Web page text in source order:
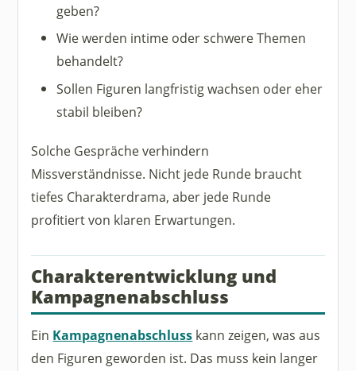
geben?
Wie werden intime oder schwere Themen
behandelt?
Sollen Figuren langfristig wachsen oder eher
stabil bleiben?
Solche Gespräche verhindern
Missverständnisse. Nicht jede Runde braucht
tiefes Charakterdrama, aber jede Runde
profitiert von klaren Erwartungen.
Charakterentwicklung und
Kampagnenabschluss
Ein Kampagnenabschluss kann zeigen, was aus
den Figuren geworden ist. Das muss kein langer